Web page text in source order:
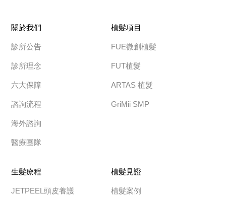
關於我們
診所公告
診所理念
六大保障
諮詢流程
海外諮詢
醫療團隊
植髮項目
FUE微創植髮
FUT植髮
ARTAS 植髮
GriMii SMP
生髮療程
JETPEEL頭皮養護
植髮見證
植髮案例